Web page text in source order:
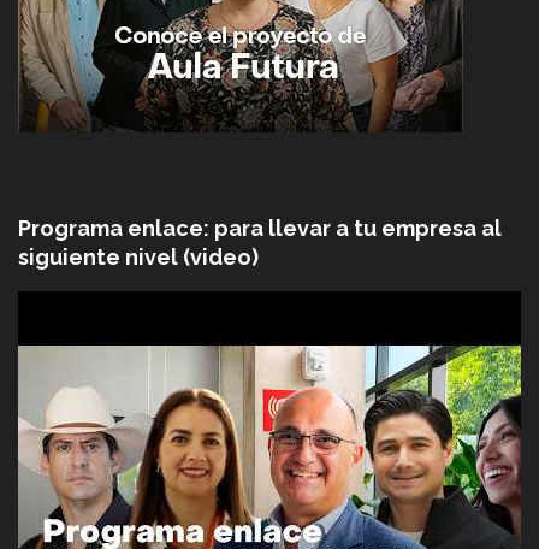
Programa enlace: para llevar a tu empresa al
siguiente nivel (video)